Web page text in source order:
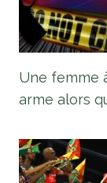
Une femme
arme alors